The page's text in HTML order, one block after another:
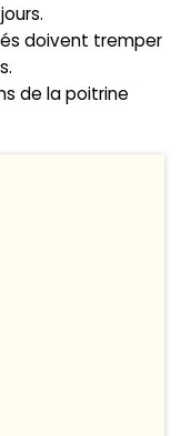
doivent tremper
de la poitrine